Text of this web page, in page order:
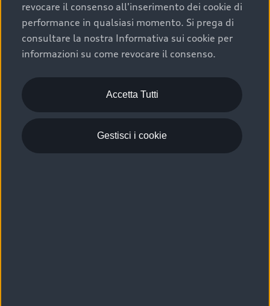
Acquistare un’auto usata in una Concessionaria ufficiale
Audi che offre l’usato garantito tramite Audi Prima
Scelta :plus, significa affidarsi ad un prodotto che viene
sottoposto a 110 controlli approfonditi e coperto da
garanzia fino a 4 anni per una maggiore tutela del tuo
acquisto.
revocare il consenso all'inserimento dei cookie di
performance in qualsiasi momento. Si prega di
consultare la nostra Informativa sui cookie per
informazioni su come revocare il consenso.
Accetta Tutti
Gestisci i cookie